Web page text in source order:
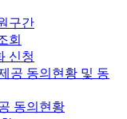
구간
회
신청
공 동의현황 및 동
동의현황